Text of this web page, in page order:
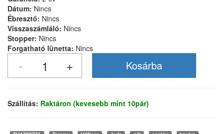
Dátum: Nincs
Ébresztő: Nincs
Visszaszámláló: Nincs
Stopper: Nincs
Forgatható lünetta: Nincs
Szállítás: Raktáron (kevesebb mint 10pár)